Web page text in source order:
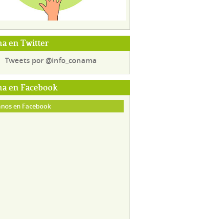
en Twitter
Tweets por @info_conama
en Facebook
en Facebook